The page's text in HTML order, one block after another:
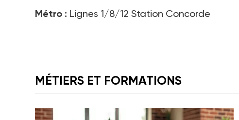
Métro : Lignes 1/8/12 Station Concorde
MÉTIERS ET FORMATIONS